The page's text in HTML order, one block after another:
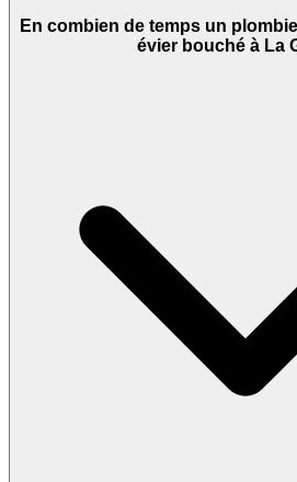
En combien de temps un
évier bouché à La